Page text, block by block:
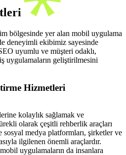
bölgesinde yer alan mobil uygulama
deneyimli ekibimiz sayesinde
uyumlu ve müşteri odaklı,
uygulamaların geliştirilmesini
Hizmetleri
kolaylık sağlamak ve
olarak çeşitli rehberlik araçları
sosyal medya platformları, şirketler ve
ilgilenen önemli araçlardır.
uygulamaların da insanlara